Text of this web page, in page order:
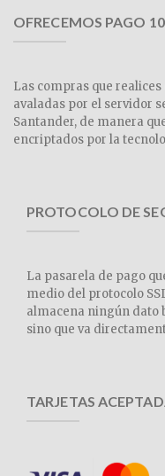
OFRECEMOS PAGO
Las compras que
avaladas por el servidor
Santander, de manera
encriptados por la
PROTOCOLO DE
La pasarela de pago
medio del protocolo
almacena ningún dato
sino que va
TARJETAS